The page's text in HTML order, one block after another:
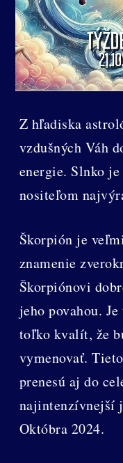
Z hľadiska
vzdušných Váh
energie. Slnko
nositeľom
Škorpión je
znamenie
Škorpiónovi
jeho povahou.
toľko kvalít, že
vymenovať.
prenesú aj do
najintenzívnejší
Októbra 2024.